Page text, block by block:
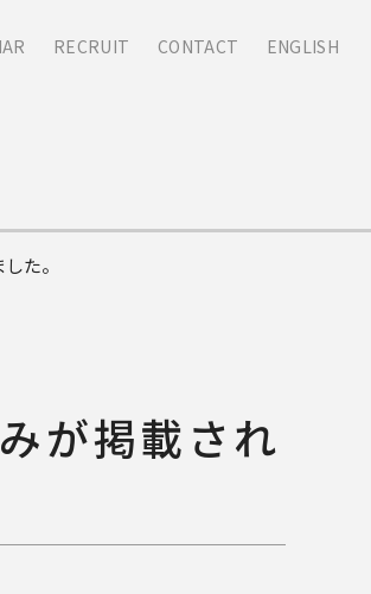
RECRUIT CONTACT ENGLISH
た。
が掲載され